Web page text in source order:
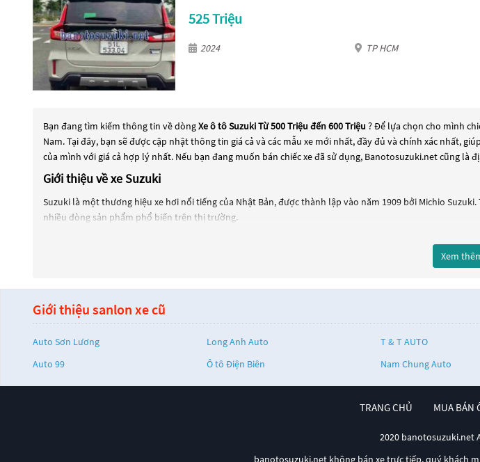
525 Triệu
2024 TP HCM
Bạn đang tìm kiếm thông tin về dòngXe ô tô Suzuki Từ 500 Triệu đến 600 Triệu ? Để lựa chọn cho mình
Nam. Tại đây, bạn sẽ được cập nhật thông tin giá cả và các mẫu xe mới nhất, đầy đủ và chính xác nhất,
của mình với giá cả hợp lý nhất. Nếu bạn đang muốn bán chiếc xe đã sử dụng, Banotosuzuki.net cũng
Giới thiệu về xe Suzuki
Suzuki là một thương hiệu xe hơi nổi tiếng của Nhật Bản, được thành lập vào năm 1909 bởi Michio
nhiều dòng sản phẩm phổ biến trên thị trường.
Suzuki còn sản xuất các dòng xe SUV như Jimny và Vitara, với khả năng vận hành tốt trên mọi địa hình.
Tổng quan, Suzuki là một thương hiệu xe hơi đa dạng với nhiều dòng sản phẩm phù hợp cho nhiều nhu
Xem
Giới thiệu sanlon xe cũ
Auto Sơn Lương Long Anh Auto T & T AUTO
Auto 99
Ô tô Điện Biên Nam Chung Auto
TRANG CHỦ MUA BÁN
2020 banotosuzuki.net
banotosuzuki.net không bán xe trực tiếp, quý khách